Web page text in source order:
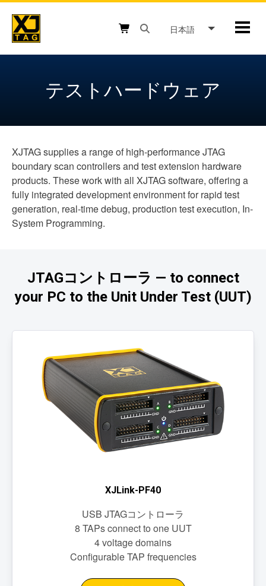
Skip
content
日本語
テストハードウェア
XJTAG supplies a range of high-performance JTAG
boundary scan controllers and test extension hardware
products. These work with all XJTAG software, offering a
fully integrated development environment for rapid test
generation, real-time debug, production test execution, In-
System Programming.
JTAGコントローラ — to connect
your PC to the Unit Under Test (UUT)
XJLink-PF40
USB JTAGコントローラ
8 TAPs connect to one UUT
4 voltage domains
Configurable TAP frequencies